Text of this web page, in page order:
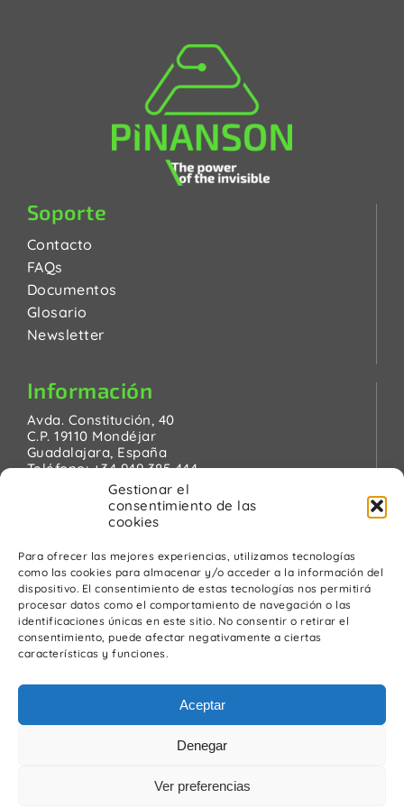
Gestionar el
consentimiento de las
cookies
Para ofrecer las mejores experiencias, utilizamos tecnologías
como las cookies para almacenar y/o acceder a la información del
dispositivo. El consentimiento de estas tecnologías nos permitirá
procesar datos como el comportamiento de navegación o las
identificaciones únicas en este sitio. No consentir o retirar el
consentimiento, puede afectar negativamente a ciertas
características y funciones.
Aceptar
Denegar
Ver preferencias
Soporte
Contacto
FAQs
Documentos
Glosario
Newsletter
Información
Avda. Constitución, 40
C.P. 19110 Mondéjar
Guadalajara, España
Teléfono:+34 949 385 444
pinanson@pinanson.eu
Legal
Política de Privacidad
Advertencia Legal
Política de cookies
Política de calidad y medio ambiente